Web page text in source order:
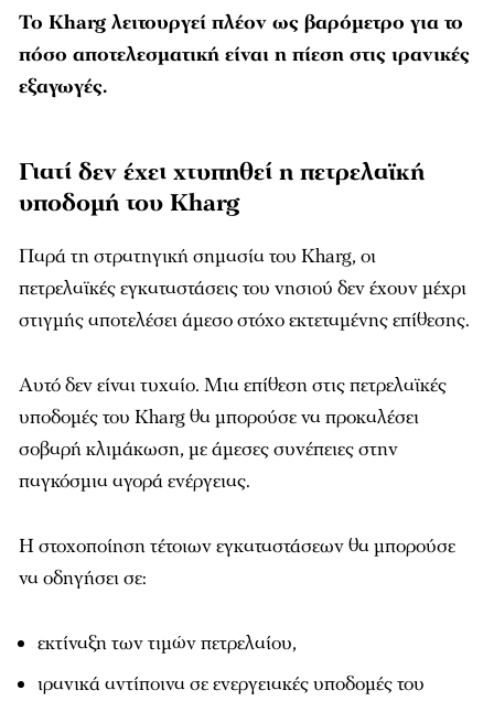
Το Kharg λειτουργεί πλέον ως βαρόμετρο για το
πόσο αποτελεσματική είναι η πίεση στις ιρανικές
εξαγωγές.
Γιατί δεν έχει χτυπηθεί η πετρελαϊκή
υποδομή του Kharg
Παρά τη στρατηγική σημασία του Kharg, οι
πετρελαϊκές εγκαταστάσεις του νησιού δεν έχουν μέχρι
στιγμής αποτελέσει άμεσο στόχο εκτεταμένης επίθεσης.
Αυτό δεν είναι τυχαίο. Μια επίθεση στις πετρελαϊκές
υποδομές του Kharg θα μπορούσε να προκαλέσει
σοβαρή κλιμάκωση, με άμεσες συνέπειες στην
παγκόσμια αγορά ενέργειας.
Η στοχοποίηση τέτοιων εγκαταστάσεων θα μπορούσε
να οδηγήσει σε:
εκτίναξη των τιμών πετρελαίου,
ιρανικά αντίποινα σε ενεργειακές υποδομές του